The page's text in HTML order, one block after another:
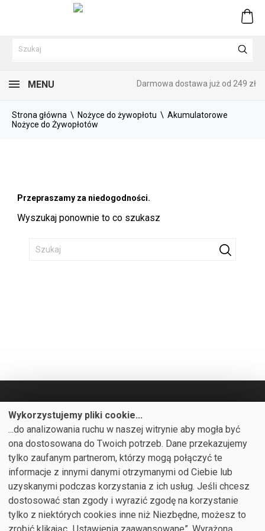
MENU Darmowa dostawa już od 249 zł
Strona główna Nożyce do żywopłotu
Akumulatorowe
Nożyce do Żywopłotów
Przepraszamy za niedogodności.
Wyszukaj ponownie to co szukasz
PRODUKTY 
NASZA FIRMA
TWOJE KONTO
INFORMACJA O SKLEPIE 
Wykorzystujemy pliki cookie...
...do analizowania ruchu w naszej witrynie aby mogła być
ona dostosowana do Twoich potrzeb. Dane przekazujemy
tylko zaufanym partnerom, którzy mogą połączyć te
informacje z innymi danymi otrzymanymi od Ciebie lub
uzyskanymi podczas korzystania z ich usług. Jeśli chcesz
dostosować stan zgody i wyrazić zgodę na korzystanie
tylko z niektórych cookies inne niż Niezbędne, możesz to